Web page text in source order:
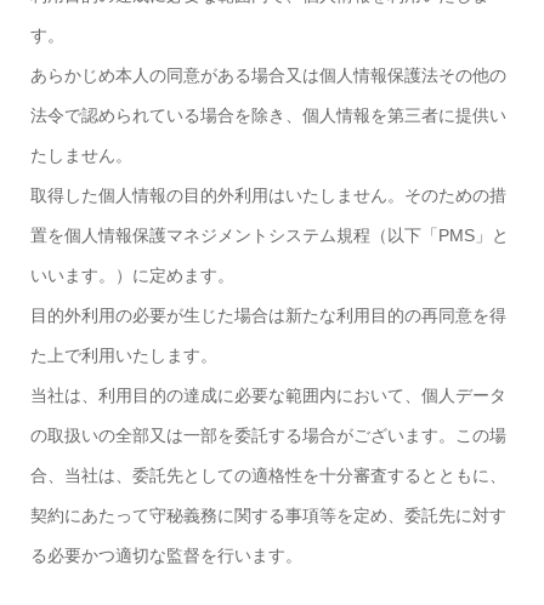
す。
あらかじめ本人の同意がある場合又は個人情報保護法その他の
法令で認められている場合を除き、個人情報を第三者に提供い
たしません。
取得した個人情報の目的外利用はいたしません。そのための措
置を個人情報保護マネジメントシステム規程（以下「PMS」と
いいます。）に定めます。
目的外利用の必要が生じた場合は新たな利用目的の再同意を得
た上で利用いたします。
当社は、利用目的の達成に必要な範囲内において、個人データ
の取扱いの全部又は一部を委託する場合がございます。この場
合、当社は、委託先としての適格性を十分審査するとともに、
契約にあたって守秘義務に関する事項等を定め、委託先に対す
る必要かつ適切な監督を行います。